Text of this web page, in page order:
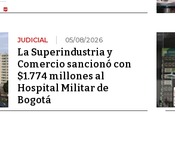
JUDICIAL 05/08/2026
La Superindustria y
Comercio sancionó con
$1.774 millones al
Hospital Militar de
Bogotá